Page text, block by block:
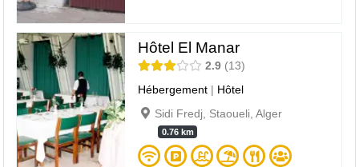
Hôtel El Manar
2.9
13
Hébergement | Hôtel
Sidi Fredj, Staoueli, Alger
0.76 km